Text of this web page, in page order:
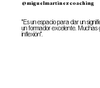
@miguelmartinezcoaching
"Es un espacio para dar un
un formador excelente. Muchas
inflexión".